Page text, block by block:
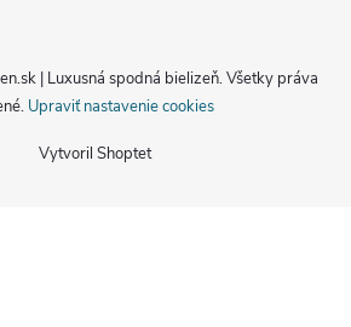
Vytvoril Shoptet
| Luxusná spodná bielizeň. Všetky práva
Upraviť nastavenie cookies